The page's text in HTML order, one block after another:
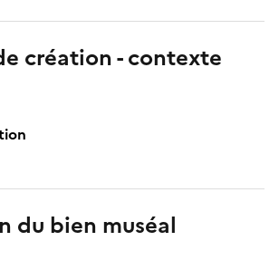
création - contexte
du bien muséal